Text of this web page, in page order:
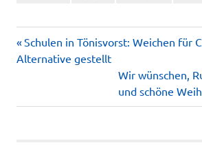
Beitragsnavigation
Vorheriger
Beitrag:
Schulen in Tönisvorst: Weichen für
Alternative gestellt
Nächster
Beitrag:
Wir wünschen,
und schöne